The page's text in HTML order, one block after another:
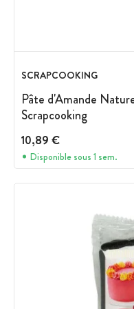
SCRAPCOOKING
Pâte d'Amande
Scrapcooking
10,89 €
Disponible sous 1 sem.